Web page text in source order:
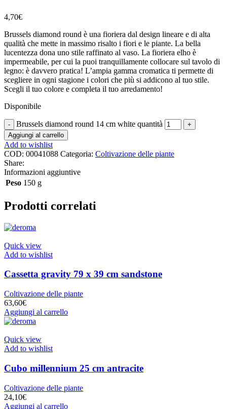
4,70€
Brussels diamond round è una fioriera dal design lineare e di alta
qualità che mette in massimo risalto i fiori e le piante. La bella
lucentezza dona uno stile raffinato al vaso. La fioriera elho è
impermeabile, per cui la puoi tranquillamente collocare sul tavolo di
legno: è davvero pratica! L’ampia gamma cromatica ti permette di
scegliere in ogni stagione i colori che più si addicono al tuo stile.
Scegli il tuo colore e completa il tuo arredamento!
Disponibile
Brussels diamond round 14 cm white quantità
Aggiungi al carrello
Add to wishlist
COD: 00041088 Categoria: Coltivazione delle piante
Share:
Informazioni aggiuntive
Peso 150 g
Prodotti correlati
Quick view
Add to wishlist
Cassetta gravity 79 x 39 cm sandstone
Coltivazione delle piante
63,60€
Aggiungi al carrello
Quick view
Add to wishlist
Cubo millennium 25 cm antracite
Coltivazione delle piante
24,10€
Aggiungi al carrello